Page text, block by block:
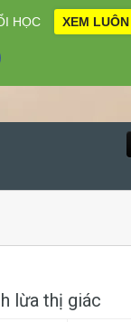
lừa thị giác
HỌC XEM LUÔN